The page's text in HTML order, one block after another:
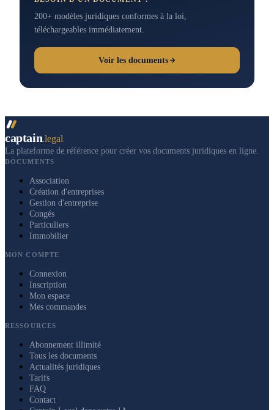
200+ modèles juridiques conformes à la loi,
téléchargeables immédiatement.
Voir les documents
captain.legal
La plateforme de référence pour créer vos documents juridiques en ligne.
DOCUMENTS
Association
Création d'entreprises
Gestion d'entreprise
Congés
Particuliers
Immobilier
MON COMPTE
Connexion
Inscription
Mon espace
Mes commandes
RESSOURCES
Abonnement illimité
Tous les documents
Actualités juridiques
Tarifs
FAQ
Contact